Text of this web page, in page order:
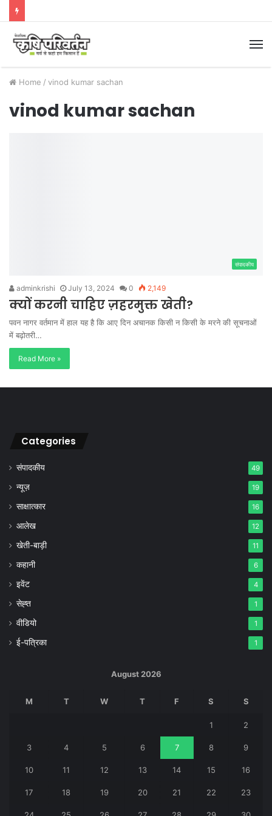
Home / vinod kumar sachan
vinod kumar sachan
संपादकीय
adminkrishi July 13, 2024 0 2,149
क्यों करनी चाहिए ज़हरमुक्त खेती?
पवन नागर वर्तमान में हाल यह है कि आए दिन अचानक किसी न किसी के मरने की सूचनाओं
में बढ़ोतरी…
Read More »
Categories
संपादकीय 49
न्यूज़ 19
साक्षात्कार 16
आलेख 12
खेती-बाड़ी 11
कहानी 6
इवेंट 4
सेह्त 1
वीडियो 1
ई-पत्रिका 1
August 2026
M T W T F S S
1 2
3 4 5 6 7 8 9
10 11 12 13 14 15 16
17 18 19 20 21 22 23